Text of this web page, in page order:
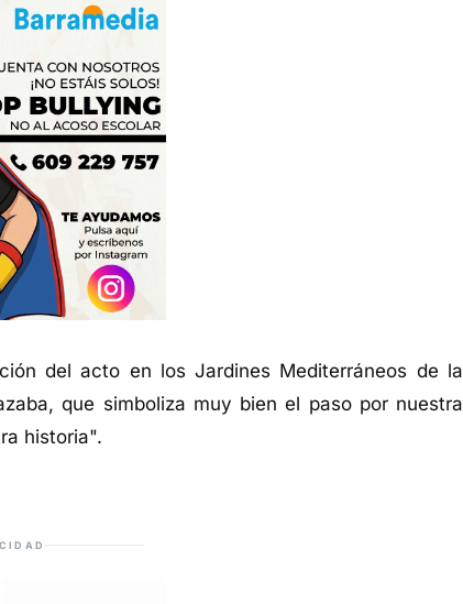
del acto en los Jardines Mediterráneos de la
que simboliza muy bien el paso por nuestra
historia".